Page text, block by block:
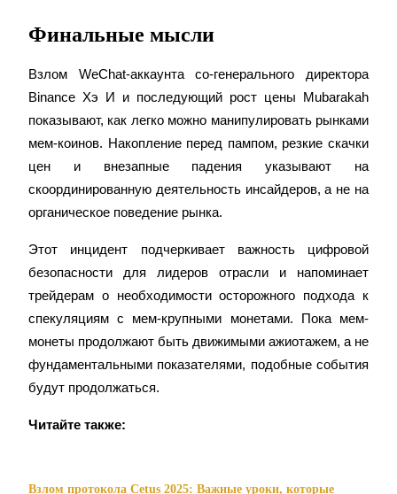
Выигрывайте призы и эксклюзивные награды
ЛогинЗарегистрироваться
ЛогинЗарегистрироваться
Финальные мысли
Взлом WeChat-аккаунта со-генерального директора
Binance Хэ И и последующий рост цены Mubarakah
показывают, как легко можно манипулировать рынками
мем-коинов. Накопление перед пампом, резкие скачки
цен и внезапные падения указывают на
скоординированную деятельность инсайдеров, а не на
органическое поведение рынка.
Этот инцидент подчеркивает важность цифровой
безопасности для лидеров отрасли и напоминает
трейдерам о необходимости осторожного подхода к
спекуляциям с мем-крупными монетами. Пока мем-
монеты продолжают быть движимыми ажиотажем, а не
фундаментальными показателями, подобные события
будут продолжаться.
Читайте также:
Взлом протокола Cetus 2025: Важные уроки, которые